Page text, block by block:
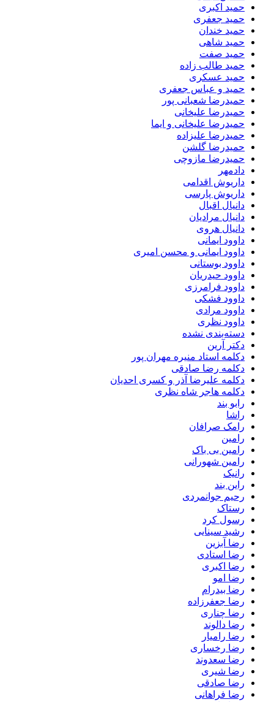
حمید اکبری
حمید جعفری
حمید خندان
حمید شاهی
حمید صفت
حمید طالب زاده
حمید عسکری
حمید و عباس جعفری
حمیدرضا شعبانی پور
حمیدرضا علیخانی
حمیدرضا علیخانی و ایما
حمیدرضا علیزاده
حمیدرضا گلشن
حمیدرضا مازوچی
دادمهر
داریوش اقدامی
داریوش پارسی
دانیال اقبال
دانیال مرادیان
دانیال هروی
داوود ایمانی
داوود ایمانی و محسن امیری
داوود بوستانی
داوود حیدریان
داوود فرامرزی
داوود فشکی
داوود مرادی
داوود نظری
دسته‌بندی نشده
دکتر آرین
دکلمه استاد منیره مهران پور
دکلمه رضا صادقی
دکلمه علیرضا آذر و کسری احدیان
دکلمه هاجر شاه نظری
رابو بند
راشا
رامک صرافان
رامین
رامین بی باک
رامین شهورانی
رانیک
راین بند
رحیم جوانمردی
رستاک
رسول کرد
رشید سینایی
رضا آبزین
رضا استادی
رضا اکبری
رضا امو
رضا بیدرام
رضا جعفرزاده
رضا چناری
رضا دالوند
رضا رامیار
رضا رخساری
رضا سعدوند
رضا شیری
رضا صادقی
رضا فراهانی